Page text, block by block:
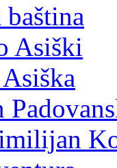
Asiški